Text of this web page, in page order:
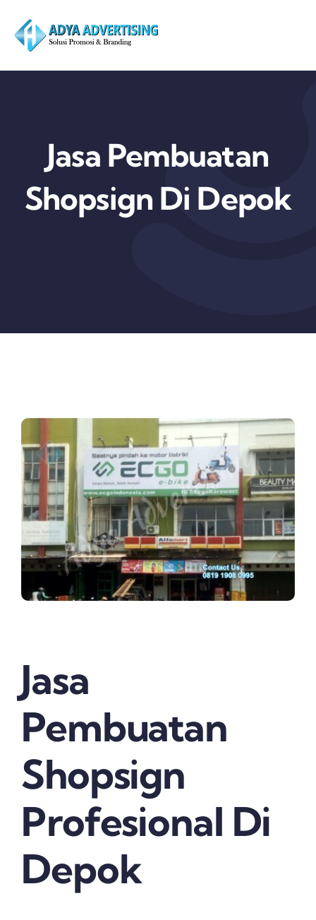
content
Jasa Pembuatan
Shopsign Di Depok
Jasa
Pembuatan
Shopsign
Profesional Di
Depok